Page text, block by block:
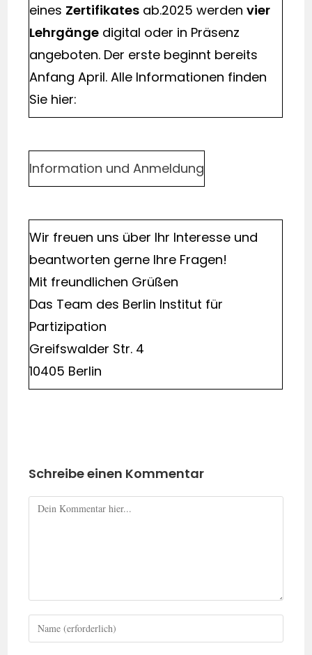
eines Zertifikates ab.2025 werdenvier
Lehrgänge digital oder in Präsenz
angeboten. Der erste beginnt bereits
Anfang April. Alle Informationen finden
Sie hier:
Information und Anmeldung
Wir freuen uns über Ihr Interesse und
beantworten gerne Ihre Fragen!
Mit freundlichen Grüßen
Das Team des Berlin Institut für
Partizipation
Greifswalder Str. 4
10405 Berlin
Schreibe einen Kommentar